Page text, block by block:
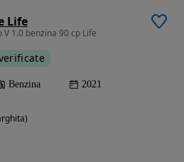
Life
V 1.0 benzina 90 cp Life
Benzina 2021